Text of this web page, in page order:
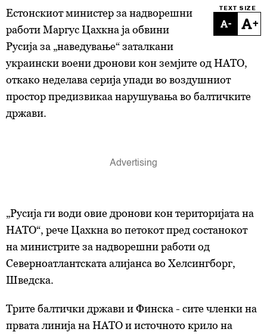
TEXT SIZE
- +
Естонскиот министер за надворешни
работи Маргус Цахкна ја обвини
Русија за „наведување“ заталкани
украински воени дронови кон земјите од НАТО,
откако неделава серија упади во воздушниот
простор предизвикаа нарушувања во балтичките
држави.
„Русија ги води овие дронови кон територијата на
НАТО“, рече Цахкна во петокотпред состанокот
на министрите за надворешни работи од
Северноатлантската алијанса во Хелсингборг,
Шведска.
Трите балтички држави и Финска - сите членки на
првата линија на НАТО и источното крило на